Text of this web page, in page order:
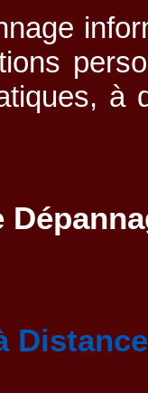
Distance